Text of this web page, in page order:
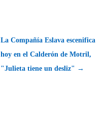
La Compañía Eslava escenifica
hoy en el Calderón de Motril,
"Julieta tiene un desliz" →